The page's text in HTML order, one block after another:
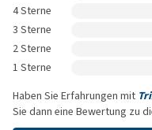
4 Sterne
3 Sterne
2 Sterne
1 Sterne
Haben Sie Erfahrungen mit
Sie dann eine Bewertung zu